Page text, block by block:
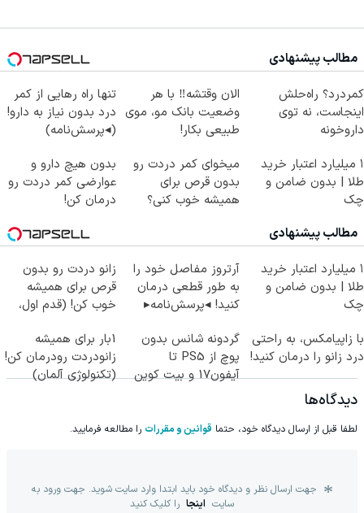
مطالب پیشنهادی
کمردرد؟ راه‌حلش
اینجاست، نه توی
داروخونه
الان وقتشه‼️ با هر
وضعیت بانک مو، موی
طبیعی بکار!
تنها راه رهایی از کمر
درد بدون نیاز به دارو!
(◂پرسش‌نامه)
۱ میلیارد اعتبار خرید
طلا | بدون ضامن و
چک
میخوای کمر دردت رو
بدون قرص برای
همیشه خوب کنی؟
بدون هیچ دارو و
عوارضی کمر دردت رو
درمان کن!
مطالب پیشنهادی
۱ میلیارد اعتبار خرید
طلا | بدون ضامن و
چک
آرتروز مفاصل خود را
به طور قطعی درمان
کنید! ◂پرسش‌نامه▸
زانو دردت رو بدون
قرص برای همیشه
خوب کن! (قدم اول،
با زاپیامکس، به راحتی
درد زانو را درمان کنید!
گردونه شانس بدون
پوچ از PS5 تا
آیفون17 و بیت کوین
1بار برای همیشه
زانودردت رودرمان کن!
(تکنولوژی آلمان)
دیدگاه‌ها
لطفا قبل از ارسال دیدگاه خود، حتما قوانین و مقررات را مطالعه فرمایید.
جهت ارسال نظر و دیدگاه خود باید ابتدا وارد سایت شوید. جهت ورود به
سایت اینجا را کلیک کنید